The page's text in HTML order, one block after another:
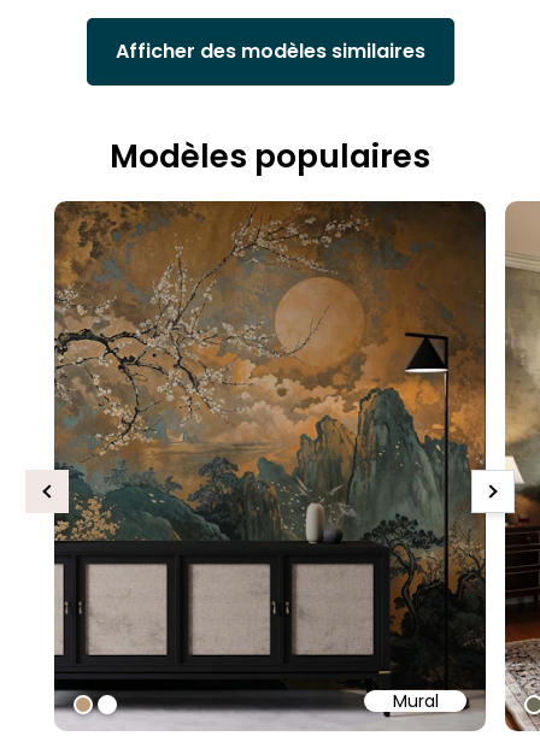
Afficher des modèles similaires
Modèles populaires
Mural
#bd9e7a
#ffffff
Previous Next